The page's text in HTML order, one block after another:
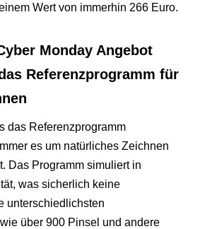
Wert von immerhin 266 Euro.
Monday Angebot
Referenzprogramm für
das Referenzprogramm
es um natürliches Zeichnen
Das Programm simuliert in
was sicherlich keine
unterschiedlichsten
über 900 Pinsel und andere